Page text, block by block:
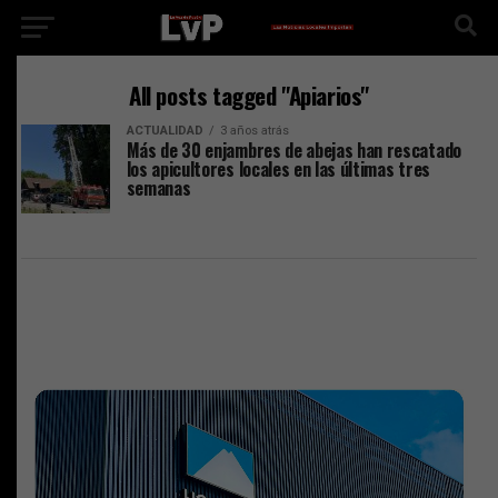
All posts tagged "Apiarios"
ACTUALIDAD 3 años atrás
Más de 30 enjambres de abejas han rescatado
los apicultores locales en las últimas tres
semanas